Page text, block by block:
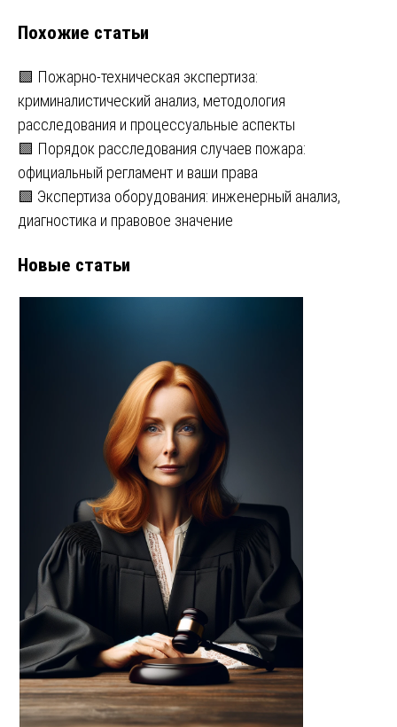
записям
Похожие статьи
🟩 Пожарно-техническая экспертиза:
криминалистический анализ, методология
расследования и процессуальные аспекты
🟩 Порядок расследования случаев пожара:
официальный регламент и ваши права
🟩 Экспертиза оборудования: инженерный анализ,
диагностика и правовое значение
Новые статьи